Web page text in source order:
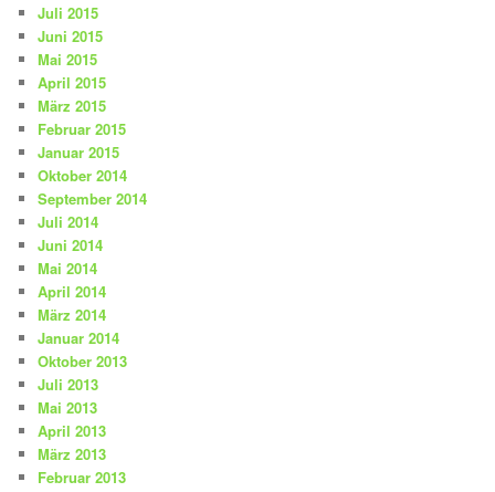
Juli 2015
Juni 2015
Mai 2015
April 2015
März 2015
Februar 2015
Januar 2015
Oktober 2014
September 2014
Juli 2014
Juni 2014
Mai 2014
April 2014
März 2014
Januar 2014
Oktober 2013
Juli 2013
Mai 2013
April 2013
März 2013
Februar 2013